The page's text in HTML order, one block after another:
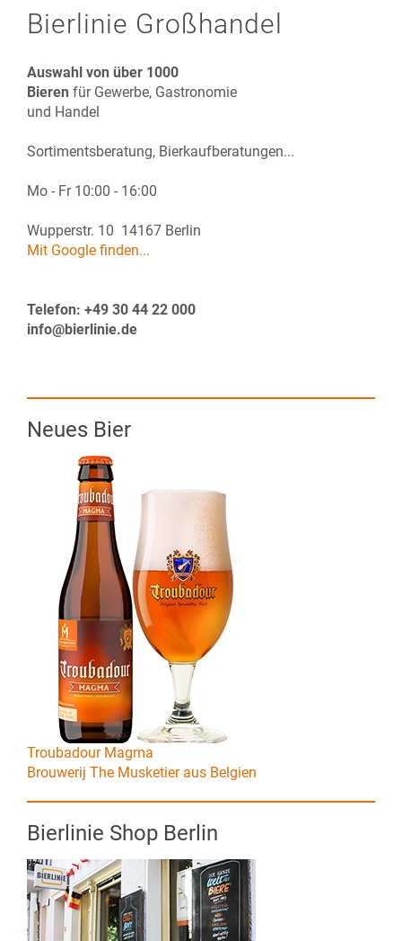
Bierlinie Großhandel
Auswahl von über 1000
Bieren für Gewerbe, Gastronomie
und Handel
Sortimentsberatung, Bierkaufberatungen...
Mo - Fr 10:00 - 16:00
Wupperstr. 10 14167 Berlin
Mit Google finden...
Telefon: +49 30 44 22 000
info@bierlinie.de
Neues Bier
Troubadour Magma
Brouwerij The Musketier aus Belgien
Bierlinie Shop Berlin